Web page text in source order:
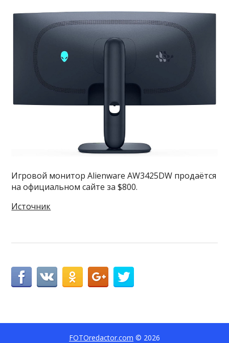
Игровой монитор Alienware AW3425DW продаётся
на официальном сайте за $800.
Источник
FOTOredactor.com © 2026